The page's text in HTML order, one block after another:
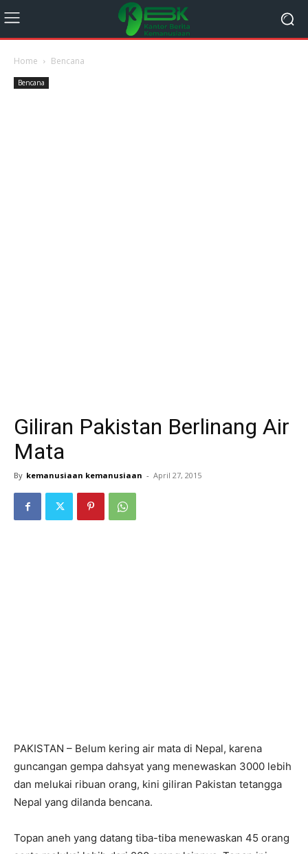
Home Bencana
Bencana
Giliran Pakistan Berlinang Air
Mata
By kemanusiaan kemanusiaan - April 27, 2015
PAKISTAN – Belum kering air mata di Nepal, karena
guncangan gempa dahsyat yang menewaskan 3000 lebih
dan melukai ribuan orang, kini giliran Pakistan tetangga
Nepal yang dilanda bencana.
Topan aneh yang datang tiba-tiba menewaskan 45 orang